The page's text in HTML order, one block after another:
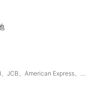
JCB、American Express、